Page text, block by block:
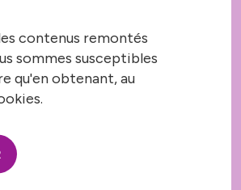
et la Municipalité
EHPAD, l’école
discipline en pleine
par une
contenus remontés
sommes susceptibles
qu'en obtenant, au